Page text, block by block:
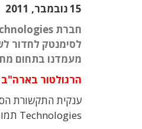
15 נובמבר, 2011
לסימנטק לחדור
מעמדנו בתחום
הרגולטור בארה"ב
Technologies תמורת 530 מיליון דולר. החברה רשומה בהונג קונג וכיום היא נמצאת בבעלות חואוויי (51%) וסימנטק (49%).